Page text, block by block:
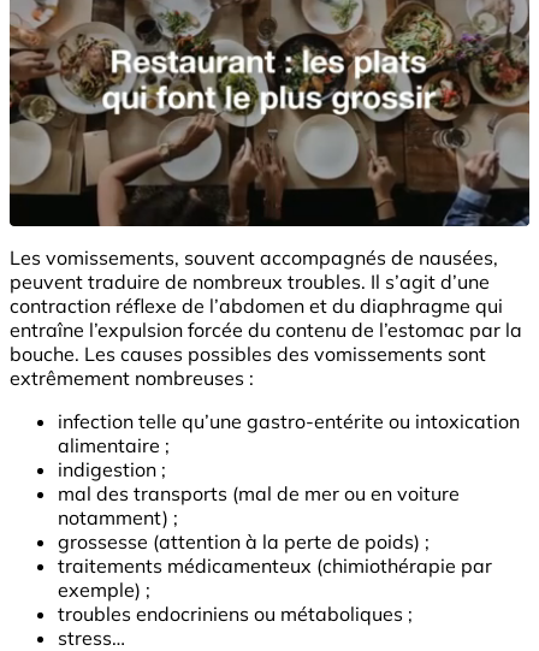
Les vomissements, souvent accompagnés de nausées,
peuvent traduire de nombreux troubles. Il s’agit d’une
contraction réflexe de l’abdomen et du diaphragme qui
entraîne l’expulsion forcée du contenu de l’estomac par la
bouche. Les causes possibles des vomissements sont
extrêmement nombreuses :
infection telle qu’une gastro-entérite ou intoxication
alimentaire ;
indigestion ;
mal des transports (mal de mer ou en voiture
notamment) ;
grossesse (attention à la perte de poids) ;
traitements médicamenteux (chimiothérapie par
exemple) ;
troubles endocriniens ou métaboliques ;
stress…